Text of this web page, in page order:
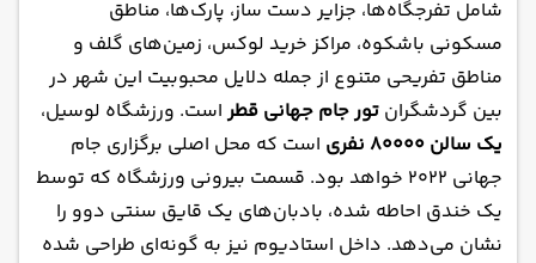
شامل تفرجگاه‌ها، جزایر دست ساز، پارک‌ها، مناطق
مسکونی باشکوه، مراکز خرید لوکس، زمین‌های گلف و
مناطق تفریحی متنوع از جمله دلایل محبوبیت این شهر در
بین گردشگران تور جام‌ جهانی قطراست. ورزشگاه لوسیل،
یک سالن ۸۰۰۰۰ نفری
است که محل اصلی برگزاری جام
جهانی ۲۰۲۲ خواهد بود. قسمت بیرونی ورزشگاه که توسط
یک خندق احاطه شده، بادبان‌های یک قایق سنتی دوو را
نشان می‌دهد. داخل استادیوم نیز به گونه‌ای طراحی شده